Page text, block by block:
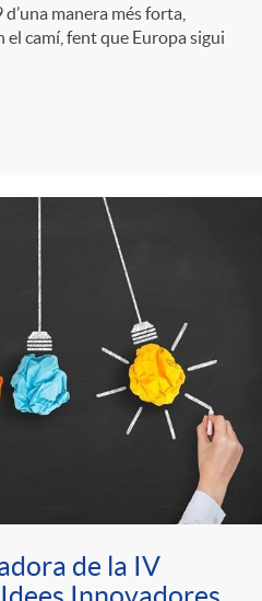
manera més forta,
camí, fent que Europa sigui
de la IV